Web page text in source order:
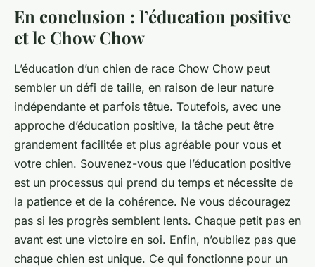
En conclusion : l’éducation positive
et le Chow Chow
L’éducation d’un chien de race Chow Chow peut
sembler un défi de taille, en raison de leur nature
indépendante et parfois têtue. Toutefois, avec une
approche d’éducation positive, la tâche peut être
grandement facilitée et plus agréable pour vous et
votre chien. Souvenez-vous que l’éducation positive
est un processus qui prend du temps et nécessite de
la patience et de la cohérence. Ne vous découragez
pas si les progrès semblent lents. Chaque petit pas en
avant est une victoire en soi. Enfin, n’oubliez pas que
chaque chien est unique. Ce qui fonctionne pour un